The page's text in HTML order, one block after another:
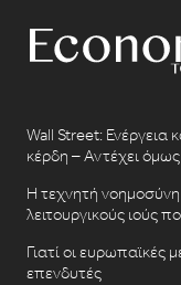
Wall Street: Ενέργεια
κέρδη – Αντέχει όμως
Η τεχνητή
λειτουργικούς ιούς
Γιατί οι ευρωπαϊκές
επενδυτές